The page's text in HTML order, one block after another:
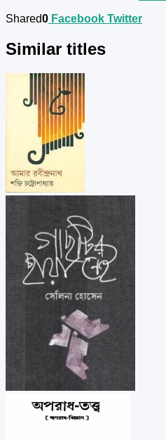
Shared0 Facebook Twitter
Similar titles